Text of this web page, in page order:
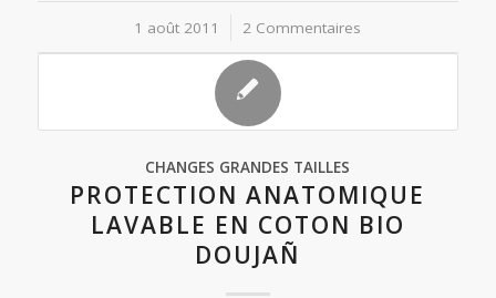
1 août 2011
/ 2 Commentaires
CHANGES GRANDES TAILLES
PROTECTION ANATOMIQUE
LAVABLE EN COTON BIO
DOUJAÑ